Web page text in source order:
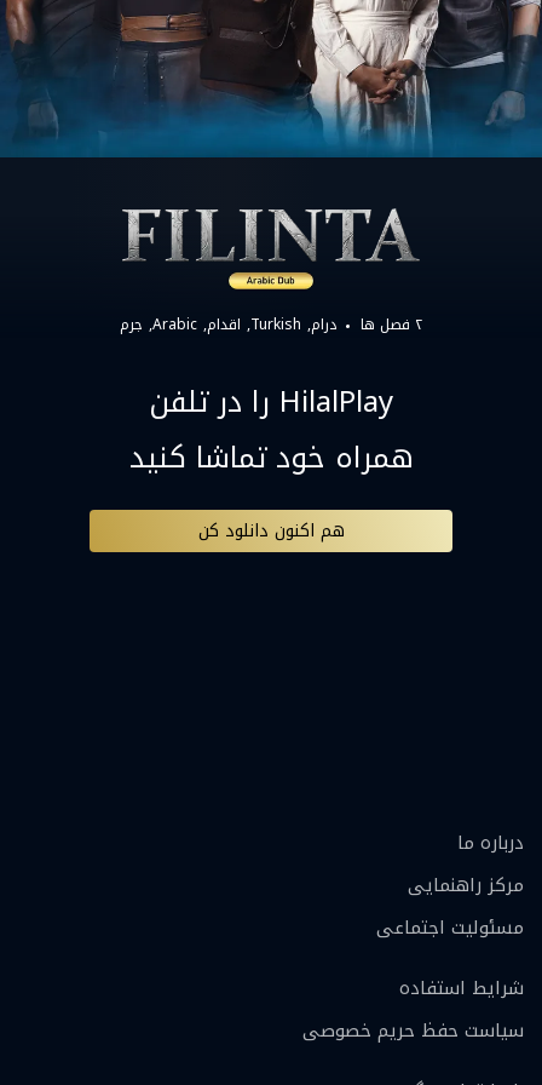
۲ فصل ها درام Turkish اقدام Arabic جرم
HilalPlay را در تلفن
همراه خود تماشا کنید
هم اکنون دانلود کن
درباره ما
مرکز راهنمایی
مسئولیت اجتماعی
شرایط استفاده
سیاست حفظ حریم خصوصی